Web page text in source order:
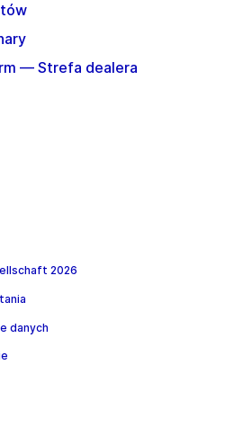
— Strefa dealera
2026
danych